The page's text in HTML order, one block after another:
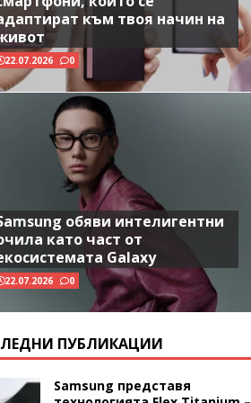
към твоя начин на
22.07.2026 0
обяви интелигентни
като част от
Galaxy
22.07.2026 0
ПУБЛИКАЦИИ
Samsung представя